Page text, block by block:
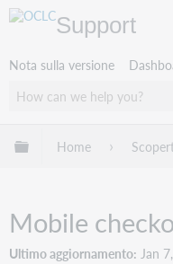
Support
Nota sulla versione
Espandi/comprimi
Home
Mobile
Ultimo aggiornamento Jan